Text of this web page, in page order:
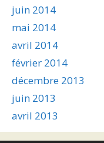
juin 2014
mai 2014
avril 2014
février 2014
décembre 2013
juin 2013
avril 2013